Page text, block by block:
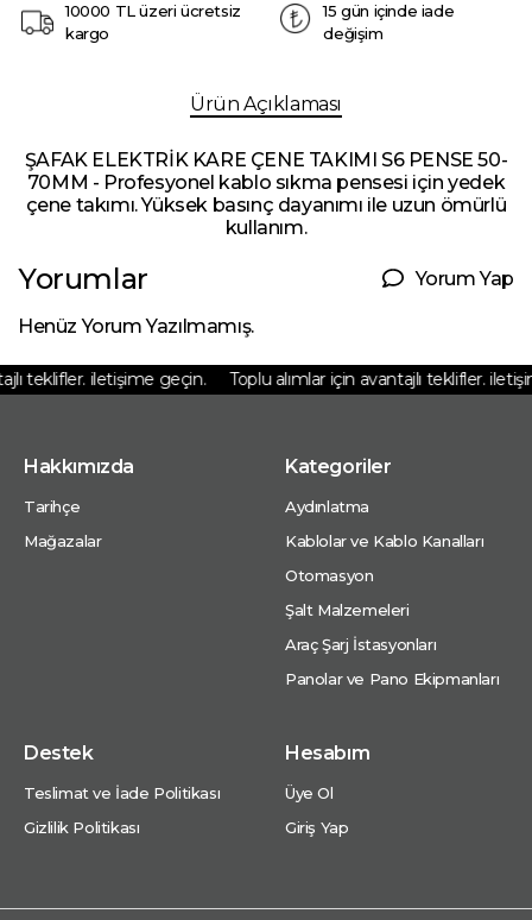
10000 TL üzeri ücretsiz
kargo
15 gün içinde iade
değişim
Ürün Açıklaması
ŞAFAK ELEKTRİK KARE ÇENE TAKIMI S6 PENSE 50-
70MM - Profesyonel kablo sıkma pensesi için yedek
çene takımı. Yüksek basınç dayanımı ile uzun ömürlü
kullanım.
Yorumlar Yorum Yap
Henüz Yorum Yazılmamış.
teklifler. iletişime geçin. Toplu alımlar için avantajlı teklifler.
Hakkımızda
Tarihçe
Mağazalar
Kategoriler
Aydınlatma
Kablolar ve Kablo Kanalları
Otomasyon
Şalt Malzemeleri
Araç Şarj İstasyonları
Panolar ve Pano Ekipmanları
Destek
Teslimat ve İade Politikası
Gizlilik Politikası
Hesabım
Üye Ol
Giriş Yap